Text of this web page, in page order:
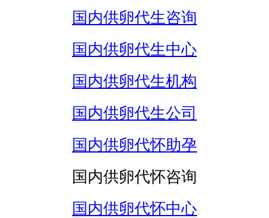
国内供卵代生咨询
国内供卵代生中心
国内供卵代生机构
国内供卵代生公司
国内供卵代怀助孕
国内供卵代怀咨询
国内供卵代怀中心